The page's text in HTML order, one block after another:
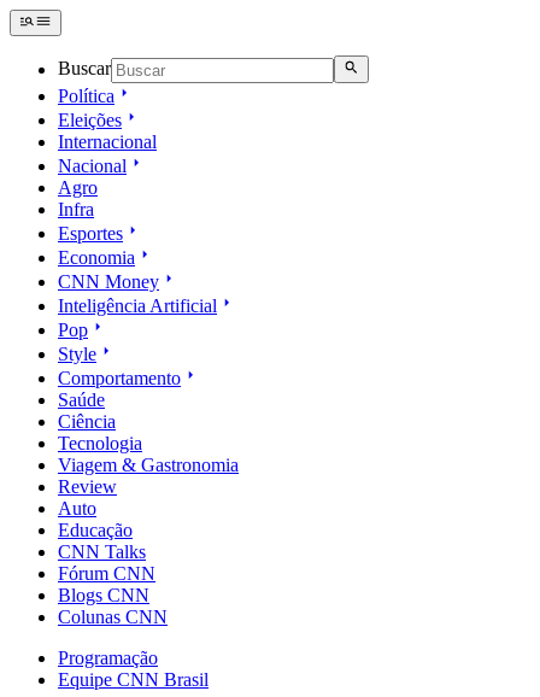
Buscar
Política
Eleições
Internacional
Nacional
Agro
Infra
Esportes
Economia
CNN Money
Inteligência Artificial
Pop
Style
Comportamento
Saúde
Ciência
Tecnologia
Viagem & Gastronomia
Review
Auto
Educação
CNN Talks
Fórum CNN
Blogs CNN
Colunas CNN
Programação
Equipe CNN Brasil